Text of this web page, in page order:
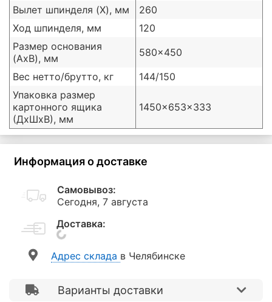
Вылет шпинделя (X), мм
260
Ход шпинделя, мм
120
Размер основания
(AxB), мм
580x450
Вес нетто/брутто, кг
144/150
Упаковка размер
картонного ящика
(ДxШxВ), мм
1450x653x333
Информация о доставке
Самовывоз:
Сегодня, 7 августа
Доставка:
Aдрес склада в Челябинске
Варианты доставки